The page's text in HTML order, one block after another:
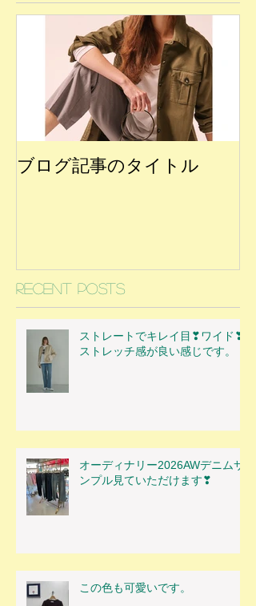
ブログ記事のタイトル
Recent Posts
ストレートでキレイ目❣ワイド❣
ストレッチ感が良い感じです。
オーディナリー2026AWデニムサ
ンプル見ていただけます❣
この色も可愛いです。